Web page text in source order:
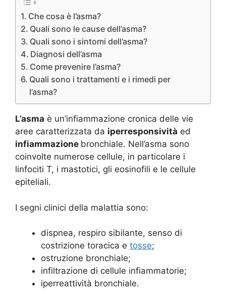
Che cosa è l’asma?
Quali sono le cause dell’asma?
Quali sono i sintomi dell’asma?
Diagnosi dell’asma
Come prevenire l’asma?
Quali sono i trattamenti e i rimedi per
l’asma?
L’asma è un’infiammazione cronica delle vie
aree caratterizzata da iperresponsività ed
infiammazione bronchiale. Nell’asma sono
coinvolte numerose cellule, in particolare i
linfociti T, i mastotici, gli eosinofili e le cellule
epiteliali.
I segni clinici della malattia sono:
dispnea, respiro sibilante, senso di
costrizione toracica e tosse;
ostruzione bronchiale;
infiltrazione di cellule infiammatorie;
iperreattività bronchiale.